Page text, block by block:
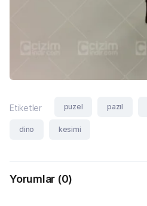
Etiketler puzel pazıl
dino kesimi
Yorumlar (0)